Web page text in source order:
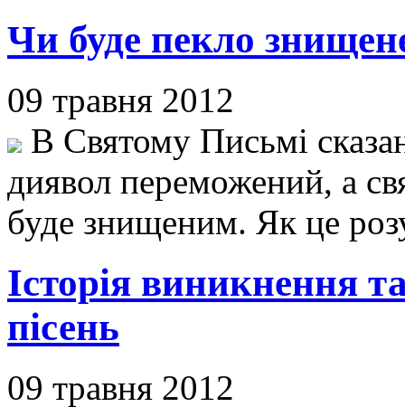
Чи буде пекло
09 травня 2012
В Святому Письмі
диявол переможений, а
буде знищеним. Як це
Історія виникнення
пісень
09 травня 2012